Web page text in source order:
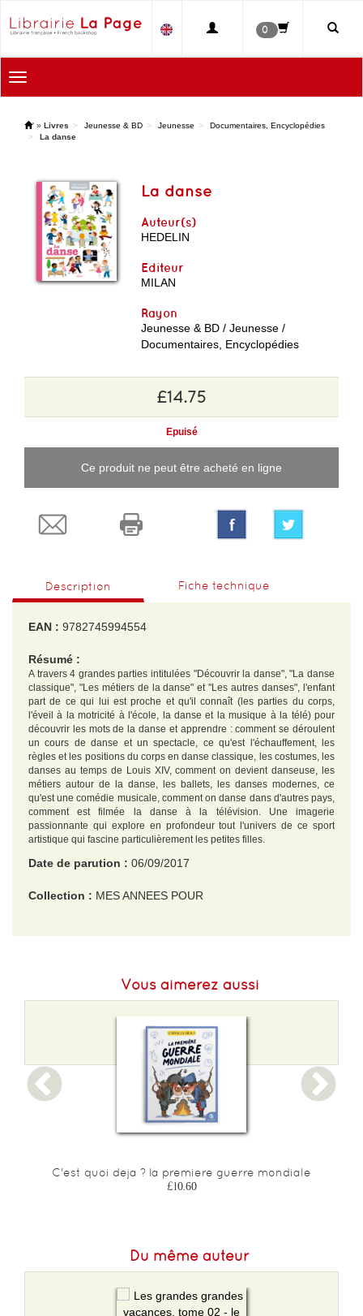
0
Toggle
navigation
' » Livres Jeunesse & BD Jeunesse
Documentaires, Encyclopédies
La danse
La danse
Auteur(s)
HEDELIN
Editeur
MILAN
Rayon
Jeunesse & BD / Jeunesse /
Documentaires, Encyclopédies
£14.75
Epuisé
Ce produit ne peut être acheté en ligne
Description Fiche technique
EAN : 9782745994554
Résumé :
A travers 4 grandes parties intitulées "Découvrir la danse", "La danse
classique", "Les métiers de la danse" et "Les autres danses", l'enfant
part de ce qui lui est proche et qu'il connaît (les parties du corps,
l'éveil à la motricité à l'école, la danse et la musique à la télé) pour
découvrir les mots de la danse et apprendre : comment se déroulent
un cours de danse et un spectacle, ce qu'est l'échauffement, les
règles et les positions du corps en danse classique, les costumes, les
danses au temps de Louis XIV, comment on devient danseuse, les
métiers autour de la danse, les ballets, les danses modernes, ce
qu'est une comédie musicale, comment on danse dans d'autres pays,
comment est filmée la danse à la télévision. Une imagerie
passionnante qui explore en profondeur tout l'univers de ce sport
artistique qui fascine particulièrement les petites filles.
Date de parution : 06/09/2017
Collection : MES ANNEES POUR
Vous aimerez aussi
C'est quoi deja ? la premiere guerre mondiale
£10.60
Du même auteur